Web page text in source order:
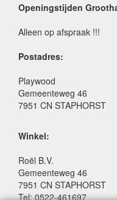
Openingstijden
Alleen op afspraak !!!
Postadres:
Playwood
Gemeenteweg 46
7951 CN STAPHORST
Winkel:
Roël B.V.
Gemeenteweg 46
7951 CN STAPHORST
Tel: 0522-461697